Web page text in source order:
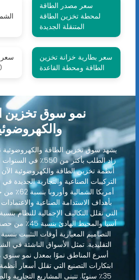
سعر مصدر الطاقة
لمحطة تخزين الطاقة
المتنقلة الجديدة
سعر
سعر بطارية خزانة تخزين
الطاقة ومحطة القاعدة
نمو سوق تخزين
يشهد سوق تخزين الطاقة
زاد الطلب بأكثر من
التركيبات الصناعية والتجارية الجديدة
أمريكا
بأهداف الاستدامة الصناعية والاعتمادات
آسيا والمحيط
التقليدية. تمثل الأسواق الناشئة في
ابتكارات التصنيع التي تقلل أسعار
35٪ سنويًا. تتبنى المشاريع التجارية